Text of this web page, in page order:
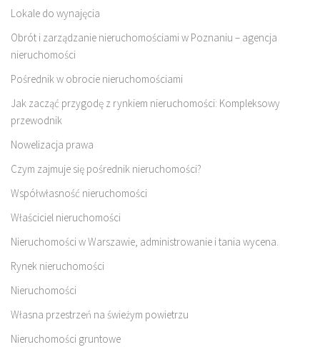
Lokale do wynajęcia
Obrót i zarządzanie nieruchomościami w Poznaniu – agencja
nieruchomości
Pośrednik w obrocie nieruchomościami
Jak zacząć przygodę z rynkiem nieruchomości: Kompleksowy
przewodnik
Nowelizacja prawa
Czym zajmuje się pośrednik nieruchomości?
Współwłasność nieruchomości
Właściciel nieruchomości
Nieruchomości w Warszawie, administrowanie i tania wycena.
Rynek nieruchomości
Nieruchomości
Własna przestrzeń na świeżym powietrzu
Nieruchomości gruntowe